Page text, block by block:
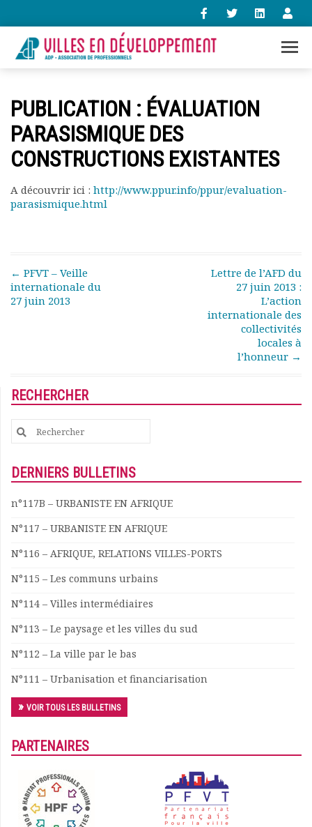
contact@villes-developpement.org
Accueil
Qui sommes-nous ?
Présentation vidéo
Calendrier des activités
Assemblées générales
Comptes rendus mensuels
Présentation du bulletin
Comité de rédaction
Bulletins Villes en
développement
Ressources
Podcast-AdP
Dîners débats
Concours vidéo
Matinales
Evénements
Publications et rapports
Les adhérents
Annuaire
Forum
Nous contacter
PUBLICATION : ÉVALUATION
PARASISMIQUE DES
CONSTRUCTIONS EXISTANTES
A découvrir ici : http://www.ppur.info/ppur/evaluation-
parasismique.html
Post navigation
← PFVT – Veille
internationale du
27 juin 2013
Lettre de l’AFD du
27 juin 2013 :
L’action
internationale des
collectivités
locales à
l’honneur →
RECHERCHER
Search
for:
DERNIERS BULLETINS
n°117B – URBANISTE EN AFRIQUE
N°117 – URBANISTE EN AFRIQUE
N°116 – AFRIQUE, RELATIONS VILLES-PORTS
N°115 – Les communs urbains
N°114 – Villes intermédiaires
N°113 – Le paysage et les villes du sud
N°112 – La ville par le bas
N°111 – Urbanisation et financiarisation
VOIR TOUS LES BULLETINS
PARTENAIRES